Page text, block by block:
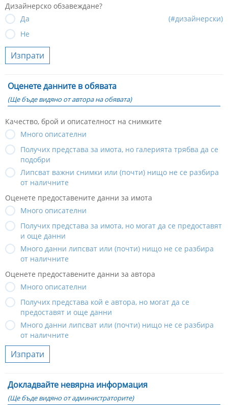
Дизайнерско обзавеждане?
Да
(#дизайнерски)
Не
Изпрати
Оценете данните в обявата
(Ще бъде видяно от автора на обявата)
Качество, брой и описателност на снимките
Много описателни
Получих представа за имота, но галерията трябва да се
подобри
Липсват важни снимки или (почти) нищо не се разбира
от наличните
Оценете предоставените данни за имота
Много описателни
Получих представа за имота, но могат да се предоставят
и още данни
Много данни липсват или (почти) нищо не се разбира
от наличните
Оценете предоставените данни за автора
Много описателни
Получих представа кой е автора, но могат да се
предоставят и още данни
Много данни липсват или (почти) нищо не се разбира
от наличните
Изпрати
Докладвайте невярна информация
(Ще бъде видяно от администраторите)